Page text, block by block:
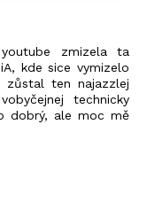
zmizela ta
kde sice vymizelo
ten najazzlej
technicky
dobrý, ale moc mě